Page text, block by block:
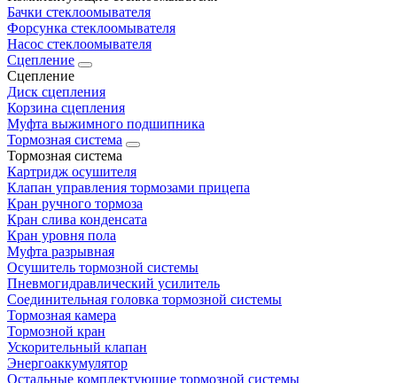
Бачки стеклоомывателя
Форсунка стеклоомывателя
Насос стеклоомывателя
Сцепление
Сцепление
Диск сцепления
Корзина сцепления
Муфта выжимного подшипника
Тормозная система
Тормозная система
Картридж осушителя
Клапан управления тормозами прицепа
Кран ручного тормоза
Кран слива конденсата
Кран уровня пола
Муфта разрывная
Осушитель тормозной системы
Пневмогидравлический усилитель
Соединительная головка тормозной системы
Тормозная камера
Тормозной кран
Ускорительный клапан
Энергоаккумулятор
Остальные комплектующие тормозной системы